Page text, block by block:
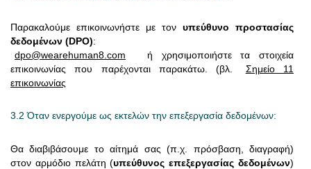
Παρακαλούμε επικοινωνήστε με τον υπεύθυνο προστασίας
δεδομένων (DPO):
dpo@wearehuman8.com
ή χρησιμοποιήστε τα στοιχεία
επικοινωνίας που παρέχονται παρακάτω. (βλ.
Σημείο 11
επικοινωνίας
3.2 Όταν ενεργούμε ως εκτελών την επεξεργασία δεδομένων:
Θα διαβιβάσουμε το αίτημά σας (π.χ. πρόσβαση, διαγραφή)
στον αρμόδιο πελάτη (υπεύθυνος επεξεργασίας δεδομένων)